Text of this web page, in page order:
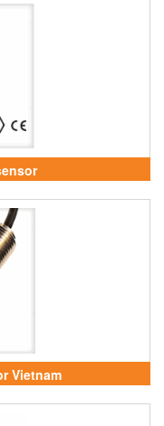
Vietnam